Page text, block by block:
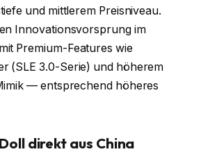
und mittlerem Preisniveau.
Innovationsvorsprung im
Premium-Features wie
(SLE 3.0-Serie) und höherem
— entsprechend höheres
direkt aus China